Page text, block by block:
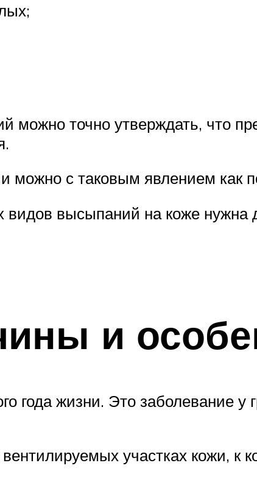
можно точно утверждать, что
можно с таковым явлением как
видов высыпаний на коже
и
года жизни. Это заболевание у
участках кожи, к